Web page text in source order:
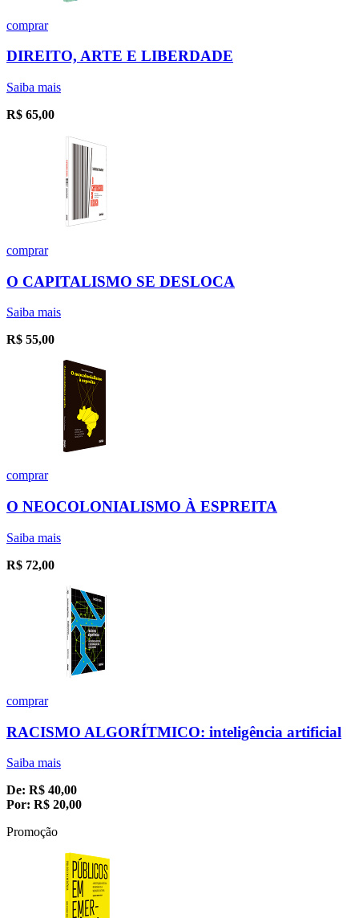
comprar
DIREITO, ARTE E LIBERDADE
Saiba mais
R$ 65,00
comprar
O CAPITALISMO SE DESLOCA
Saiba mais
R$ 55,00
comprar
O NEOCOLONIALISMO À ESPREITA
Saiba mais
R$ 72,00
comprar
RACISMO ALGORÍTMICO: inteligência artificial
Saiba mais
De: R$ 40,00
Por: R$ 20,00
Promoção